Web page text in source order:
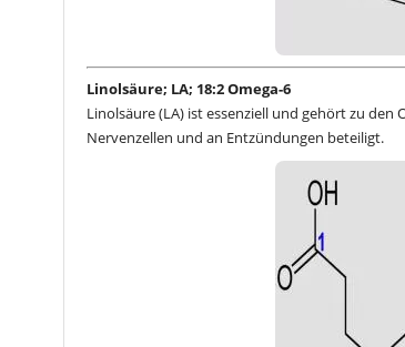
Linolsäure; LA; 18:2 Omega-6
Linolsäure (LA) ist essenziell und gehört zu
Nervenzellen und an Entzündungen beteiligt.